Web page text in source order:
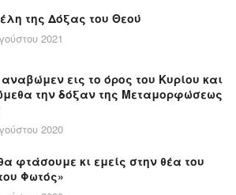
της Δόξας του Θεού
2021
εις το όρος του Κυρίου και
την δόξαν της Μεταμορφώσεως
2020
φτάσουμε κι εμείς στην θέα του
Φωτός»